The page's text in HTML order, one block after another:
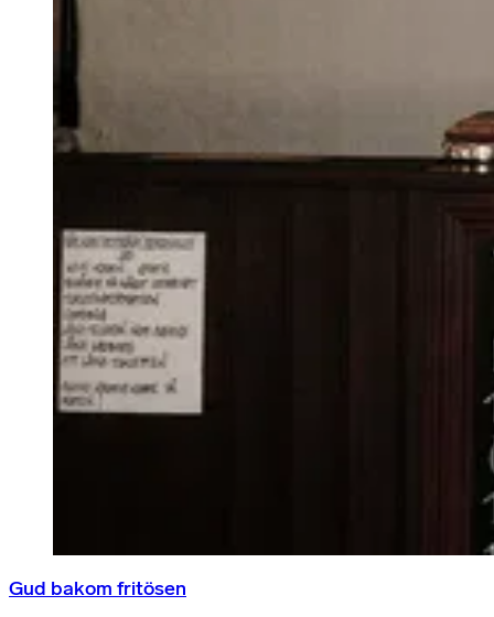
Gud bakom fritösen